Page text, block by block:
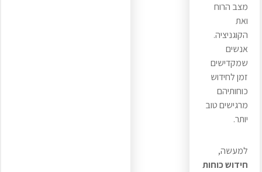
מצב הרוח
ואת
הקוגניציה.
אנשים
שמקדישים
זמן לחידוש
כוחותיהם
מרגישים טוב
יותר.
למעשה,
חידוש כוחות